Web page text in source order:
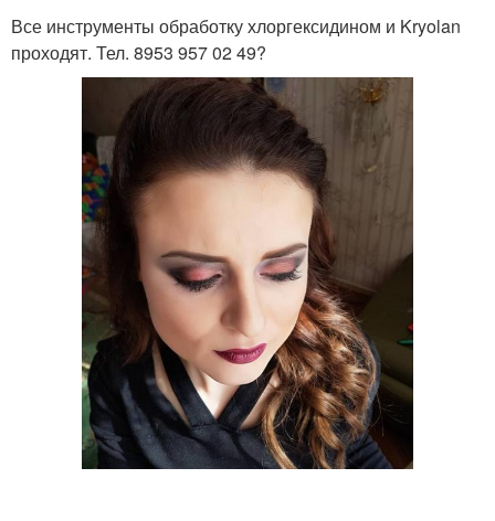
Все инструменты обработку хлоргексидином и Kryolan
проходят. Тел. 8953 957 02 49?